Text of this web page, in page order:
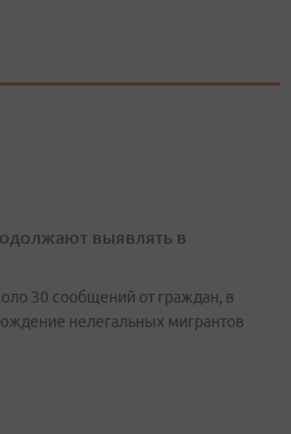
выявлять в
30 сообщений от граждан, в
нелегальных мигрантов